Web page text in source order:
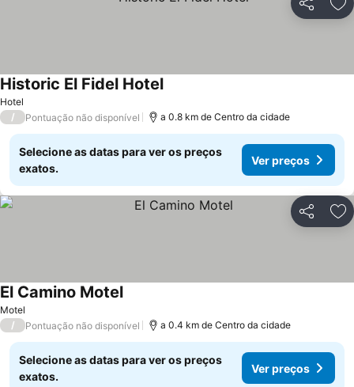
Partilhar
Hotel
Historic El Fidel HotelVer preços
/ Pontuação não disponível a 0.8 km de Centro da cidade
Selecione as datas para ver os preços
exatos.
Ver preços
Partilhar
Motel
El Camino MotelVer preços
/ Pontuação não disponível a 0.4 km de Centro da cidade
Selecione as datas para ver os preços
exatos.
Ver preços